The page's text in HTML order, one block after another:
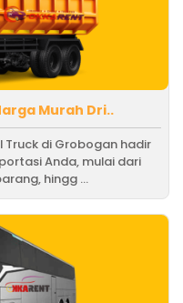
Murah Dri..
Truck di Grobogan hadir
Anda, mulai dari
hingg ...